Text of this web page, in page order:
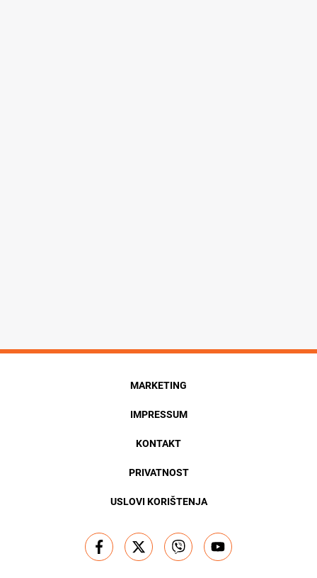
MARKETING
IMPRESSUM
KONTAKT
PRIVATNOST
USLOVI KORIŠTENJA